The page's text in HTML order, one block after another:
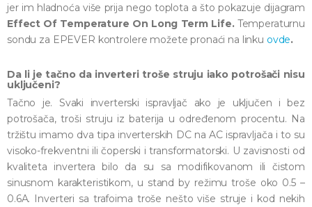
jer im hladnoća više prija nego toplota a što pokazuje dijagram
Effect Of Temperature On Long Term Life. Temperaturnu
sondu za EPEVER kontrolere možete pronaći na linku ovde.
Da li je tačno da inverteri troše struju iako potrošači nisu
uključeni?
Tačno je. Svaki inverterski ispravljač ako je uključen i bez
potrošača, troši struju iz baterija u određenom procentu. Na
tržištu imamo dva tipa inverterskih DC na AC ispravljača i to su
visoko-frekventni ili čoperski i transformatorski. U zavisnosti od
kvaliteta invertera bilo da su sa modifikovanom ili čistom
sinusnom karakteristikom, u stand by režimu troše oko 0.5 –
0.6A. Inverteri sa trafoima troše nešto više struje i kod nekih